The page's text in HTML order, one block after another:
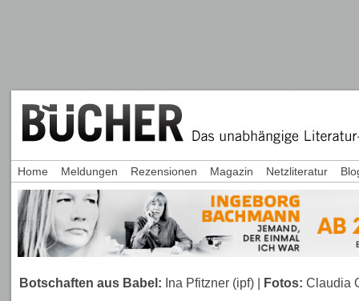
Botschaften aus Babel: Ina Pfitzner (ipf) | Fotos: Claudia
Home Meldungen Rezensionen Magazin Netzliteratur